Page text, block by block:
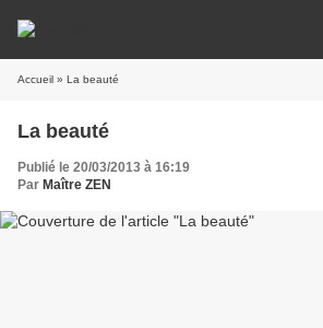
Accueil » La beauté
La beauté
Publié le 20/03/2013 à 16:19
Par Maître ZEN